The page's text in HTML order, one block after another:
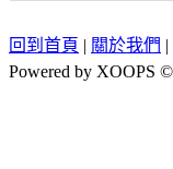
回到首頁 | 關於我們 |
Powered by XOOPS